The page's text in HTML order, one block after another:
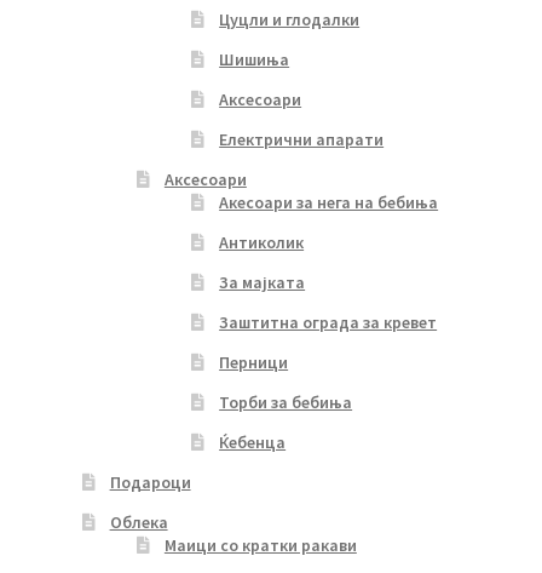
Цуцли и глодалки
Шишиња
Аксесоари
Електрични апарати
Аксесоари
Акесоари за нега на бебиња
Антиколик
За мајката
Заштитна ограда за кревет
Перници
Торби за бебиња
Ќебенца
Подароци
Облека
Маици со кратки ракави